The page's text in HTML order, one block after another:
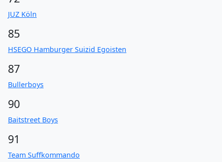
JUZ Köln
85
HSEGO Hamburger Suizid Egoisten
87
Bullerboys
90
Baitstreet Boys
91
Team Suffkommando